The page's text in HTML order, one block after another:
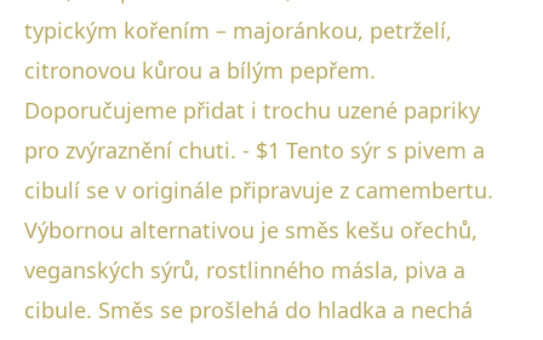
typickým kořením – majoránkou, petrželí,
citronovou kůrou a bílým pepřem.
Doporučujeme přidat i trochu uzené papriky
pro zvýraznění chuti. - $1 Tento sýr s pivem a
cibulí se v originále připravuje z camembertu.
Výbornou alternativou je směs kešu ořechů,
veganských sýrů, rostlinného másla, piva a
cibule. Směs se prošlehá do hladka a nechá